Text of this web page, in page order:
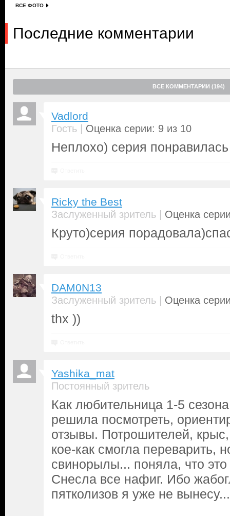
ВСЕ ФОТО
Последние комментарии
ВСЕ КОММЕНТАРИИ (194)
Vadlord
Гость | Оценка серии: 9 из 10
Неплохо) серия понравилась
Ricky the Best
Заслуженный зритель | Оценка
Круто)серия
DAM0N13
Заслуженный зритель | Оценка
thx ))
Yashika_mat
Постоянный зритель
Как любительница 1-5
решила посмотреть,
отзывы. Потрошителей, крыс,
кое-как смогла переварить,
свинорылы... поняла, что
Снесла все нафиг. Ибо
пятколизов я уже не вынесу...